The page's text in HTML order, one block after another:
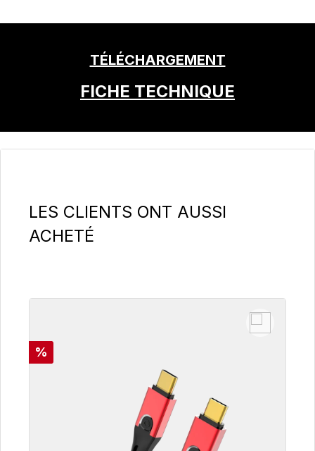
TÉLÉCHARGEMENT
FICHE TECHNIQUE
Ignorer la galerie de produits
LES CLIENTS ONT AUSSI
ACHETÉ
Réduction
%